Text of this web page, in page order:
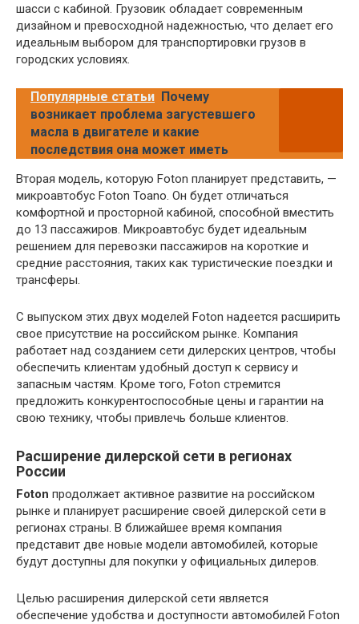
шасси с кабиной. Грузовик обладает современным
дизайном и превосходной надежностью, что делает его
идеальным выбором для транспортировки грузов в
городских условиях.
Популярные статьи Почему
возникает проблема загустевшего
масла в двигателе и какие
последствия она может иметь
Вторая модель, которую Foton планирует представить, —
микроавтобус Foton Toano. Он будет отличаться
комфортной и просторной кабиной, способной вместить
до 13 пассажиров. Микроавтобус будет идеальным
решением для перевозки пассажиров на короткие и
средние расстояния, таких как туристические поездки и
трансферы.
С выпуском этих двух моделей Foton надеется расширить
свое присутствие на российском рынке. Компания
работает над созданием сети дилерских центров, чтобы
обеспечить клиентам удобный доступ к сервису и
запасным частям. Кроме того, Foton стремится
предложить конкурентоспособные цены и гарантии на
свою технику, чтобы привлечь больше клиентов.
Расширение дилерской сети в регионах
России
Foton продолжает активное развитие на российском
рынке и планирует расширение своей дилерской сети в
регионах страны. В ближайшее время компания
представит две новые модели автомобилей, которые
будут доступны для покупки у официальных дилеров.
Целью расширения дилерской сети является
обеспечение удобства и доступности автомобилей Foton